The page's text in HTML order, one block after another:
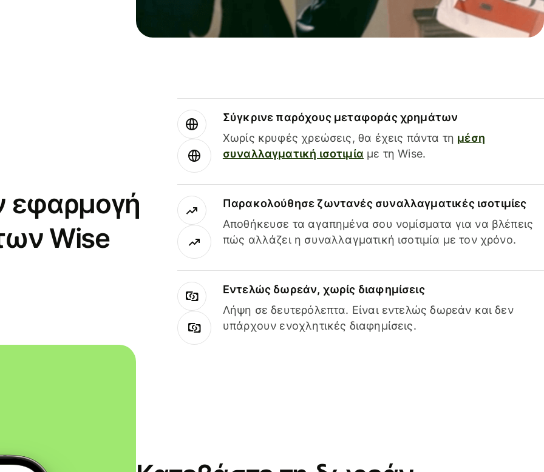
εφαρμογή
Wise
Σύγκρινε παρόχους μεταφοράς χρημάτων
Χωρίς κρυφές χρεώσεις, θα έχεις πάντα τη μέση
συναλλαγματική ισοτιμία με τη Wise.
Παρακολούθησε ζωντανές συναλλαγματικές ισοτιμίες
Αποθήκευσε τα αγαπημένα σου νομίσματα για να βλέπεις
πώς αλλάζει η συναλλαγματική ισοτιμία με τον χρόνο.
Εντελώς δωρεάν, χωρίς διαφημίσεις
Λήψη σε δευτερόλεπτα. Είναι εντελώς δωρεάν και δεν
υπάρχουν ενοχλητικές διαφημίσεις.